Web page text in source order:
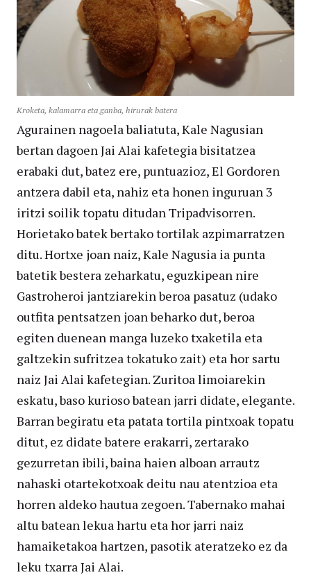
Kroketa, kalamarra eta ganba, hirurak batera
Agurainen nagoela baliatuta, Kale Nagusian
bertan dagoen Jai Alai kafetegia bisitatzea
erabaki dut, batez ere, puntuazioz, El Gordoren
antzera dabil eta, nahiz eta honen inguruan 3
iritzi soilik topatu ditudan Tripadvisorren.
Horietako batek bertako tortilak azpimarratzen
ditu. Hortxe joan naiz, Kale Nagusia ia punta
batetik bestera zeharkatu, eguzkipean nire
Gastroheroi jantziarekin beroa pasatuz (udako
outfita pentsatzen joan beharko dut, beroa
egiten duenean manga luzeko txaketila eta
galtzekin sufritzea tokatuko zait) eta hor sartu
naiz Jai Alai kafetegian. Zuritoa limoiarekin
eskatu, baso kurioso batean jarri didate, elegante.
Barran begiratu eta patata tortila pintxoak topatu
ditut, ez didate batere erakarri, zertarako
gezurretan ibili, baina haien alboan arrautz
nahaski otartekotxoak deitu nau atentzioa eta
horren aldeko hautua zegoen. Tabernako mahai
altu batean lekua hartu eta hor jarri naiz
hamaiketakoa hartzen, pasotik ateratzeko ez da
leku txarra Jai Alai.